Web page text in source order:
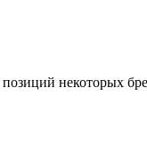
позиций